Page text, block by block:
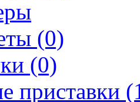
(0)
(0)
приставки